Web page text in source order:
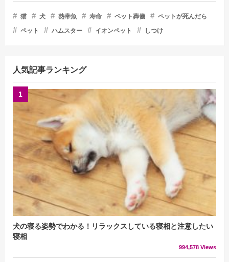
猫 犬 熱帯魚 寿命 ペット葬儀
ペットが死んだら
ペット
ハムスター イオンペット しつけ
人気記事ランキング
犬の寝る姿勢でわかる！リラックスしている寝相と注意したい
寝相
994,578 Views